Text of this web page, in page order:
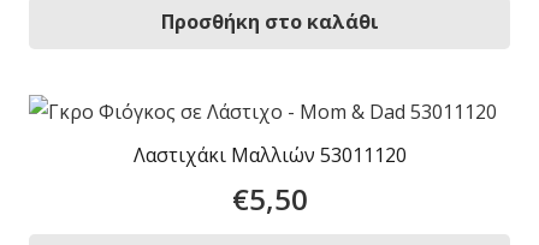
Προσθήκη στο καλάθι
Λαστιχάκι Μαλλιών 53011120
€5,50